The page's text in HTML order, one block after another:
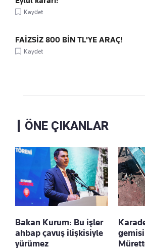
Kaydet
FAİZSİZ 800 BİN TL'YE ARAÇ!
Kaydet
ÖNE ÇIKANLAR
Bakan Kurum: Bu işler
ahbap çavuş ilişkisiyle
yürümez